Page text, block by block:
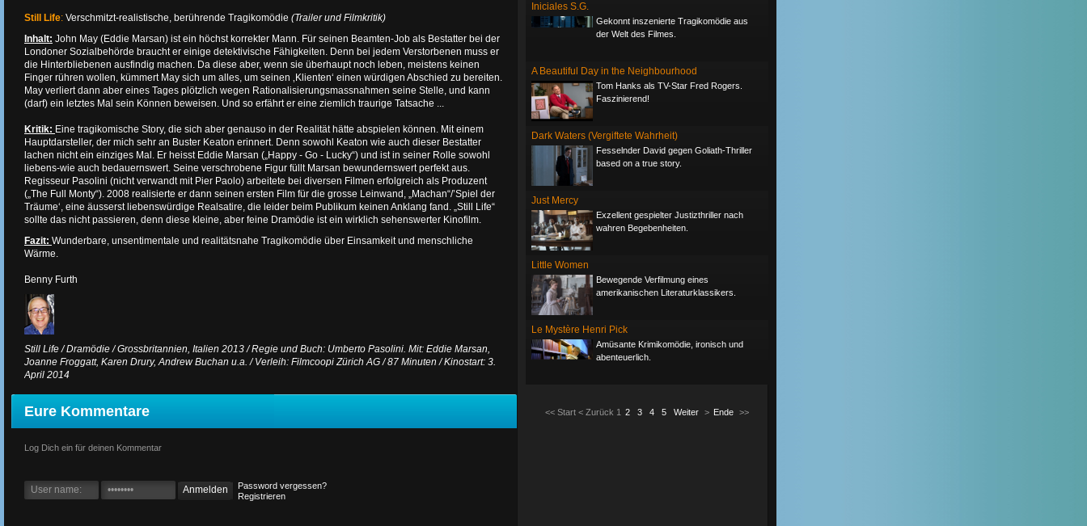
Iniciales S.G.
Gekonnt inszenierte Tragikomödie aus
der Welt des Filmes.
A Beautiful Day in the Neighbourhood
Tom Hanks als TV-Star Fred Rogers.
Faszinierend!
Dark Waters (Vergiftete Wahrheit)
Fesselnder David gegen Goliath-Thriller
based on a true story.
Just Mercy
Exzellent gespielter Justizthriller nach
wahren Begebenheiten.
Little Women
Bewegende Verfilmung eines
amerikanischen Literaturklassikers.
Le Mystère Henri Pick
Amüsante Krimikomödie, ironisch und
abenteuerlich.
<< Start < Zurück 1 2 3 4 5 Weiter > Ende >>
Still Life: Verschmitzt-realistische, berührende Tragikomödie (Trailer und Filmkritik)
Inhalt: John May (Eddie Marsan) ist ein höchst korrekter Mann. Für seinen Beamten-Job als Bestatter bei der
Londoner Sozialbehörde braucht er einige detektivische Fähigkeiten. Denn bei jedem Verstorbenen muss er
die Hinterbliebenen ausfindig machen. Da diese aber, wenn sie überhaupt noch leben, meistens keinen
Finger rühren wollen, kümmert May sich um alles, um seinen ‚Klienten‘ einen würdigen Abschied zu bereiten.
May verliert dann aber eines Tages plötzlich wegen Rationalisierungsmassnahmen seine Stelle, und kann
(darf) ein letztes Mal sein Können beweisen. Und so erfährt er eine ziemlich traurige Tatsache ...
Kritik: Eine tragikomische Story, die sich aber genauso in der Realität hätte abspielen können. Mit einem
Hauptdarsteller, der mich sehr an Buster Keaton erinnert. Denn sowohl Keaton wie auch dieser Bestatter
lachen nicht ein einziges Mal. Er heisst Eddie Marsan („Happy - Go - Lucky“) und ist in seiner Rolle sowohl
liebens-wie auch bedauernswert. Seine verschrobene Figur füllt Marsan bewundernswert perfekt aus.
Regisseur Pasolini (nicht verwandt mit Pier Paolo) arbeitete bei diversen Filmen erfolgreich als Produzent
(„The Full Monty“). 2008 realisierte er dann seinen ersten Film für die grosse Leinwand, „Machan“/’Spiel der
Träume‘, eine äusserst liebenswürdige Realsatire, die leider beim Publikum keinen Anklang fand. „Still Life“
sollte das nicht passieren, denn diese kleine, aber feine Dramödie ist ein wirklich sehenswerter Kinofilm.
Fazit: Wunderbare, unsentimentale und realitätsnahe Tragikomödie über Einsamkeit und menschliche
Wärme.
Benny Furth
Still Life / Dramödie / Grossbritannien, Italien 2013 / Regie und Buch: Umberto Pasolini. Mit: Eddie Marsan,
Joanne Froggatt, Karen Drury, Andrew Buchan u.a. / Verleih: Filmcoopi Zürich AG / 87 Minuten / Kinostart: 3.
April 2014
Eure Kommentare
Log Dich ein für deinen Kommentar
Password vergessen?
Registrieren